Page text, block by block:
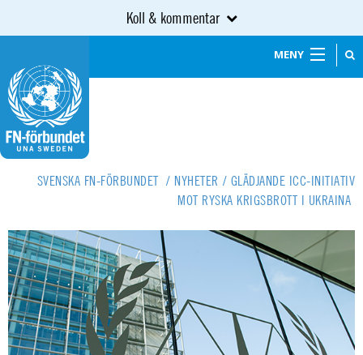
Koll & kommentar
MENY
SVENSKA FN-FÖRBUNDET / NYHETER / GLÄDJANDE ICC-INITIATIV
MOT RYSKA KRIGSBROTT I UKRAINA